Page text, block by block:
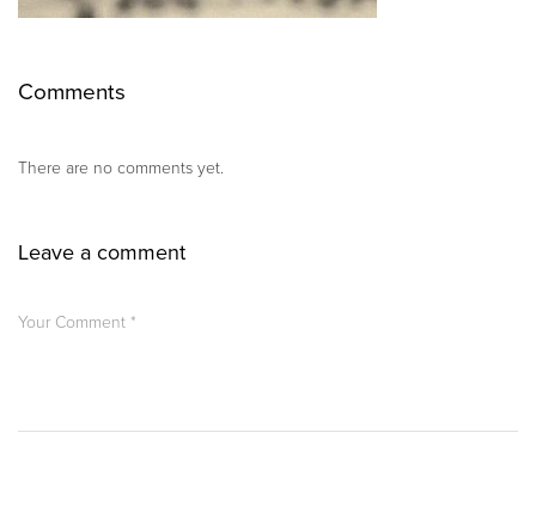
Comments
There are no comments yet.
Leave a comment
Your Comment *